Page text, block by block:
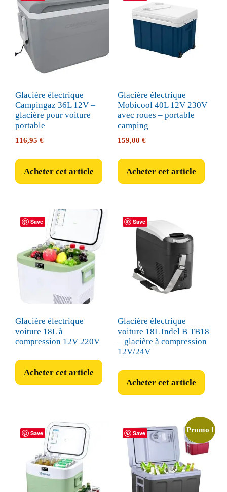
Glacière électrique
Campingaz 36L 12V –
glacière pour voiture
portable
116,95 €
Acheter cet article
Glacière électrique
Mobicool 40L 12V 230V
avec roues – portable
camping
159,00 €
Acheter cet article
Save
Glacière électrique
voiture 18L à
compression 12V 220V
Acheter cet article
Save
Glacière électrique
voiture 18L Indel B TB18
– glacière à compression
12V/24V
Acheter cet article
Save Save Promo !